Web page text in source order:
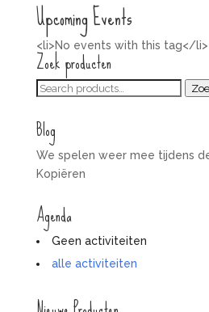
Upcoming Events
<li>No events with this tag</li>
Zoek producten
Zoeken
Blog
We spelen weer mee tijdens
Kopiëren
Agenda
Geen activiteiten
alle activiteiten